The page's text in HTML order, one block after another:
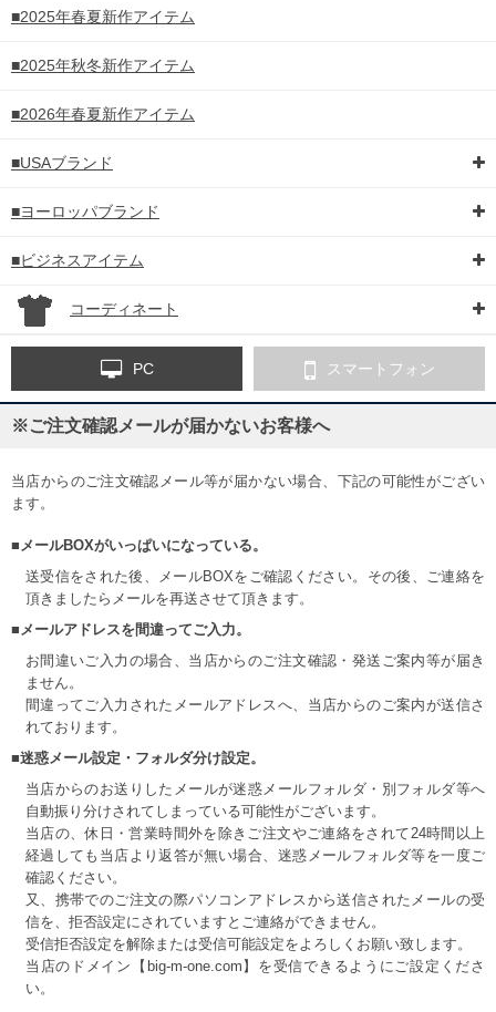
■2025年春夏新作アイテム
■2025年秋冬新作アイテム
■2026年春夏新作アイテム
■USAブランド
■ヨーロッパブランド
■ビジネスアイテム
コーディネート
PC スマートフォン
※ご注文確認メールが届かないお客様へ
当店からのご注文確認メール等が届かない場合、下記の可能性がござい
ます。
■メールBOXがいっぱいになっている。
送受信をされた後、メールBOXをご確認ください。その後、ご連絡を
頂きましたらメールを再送させて頂きます。
■メールアドレスを間違ってご入力。
お間違いご入力の場合、当店からのご注文確認・発送ご案内等が届き
ません。
間違ってご入力されたメールアドレスへ、当店からのご案内が送信さ
れております。
■迷惑メール設定・フォルダ分け設定。
当店からのお送りしたメールが迷惑メールフォルダ・別フォルダ等へ
自動振り分けされてしまっている可能性がございます。
当店の、休日・営業時間外を除きご注文やご連絡をされて24時間以上
経過しても当店より返答が無い場合、迷惑メールフォルダ等を一度ご
確認ください。
又、携帯でのご注文の際パソコンアドレスから送信されたメールの受
信を、拒否設定にされていますとご連絡ができません。
受信拒否設定を解除または受信可能設定をよろしくお願い致します。
当店のドメイン【big-m-one.com】を受信できるようにご設定くださ
い。